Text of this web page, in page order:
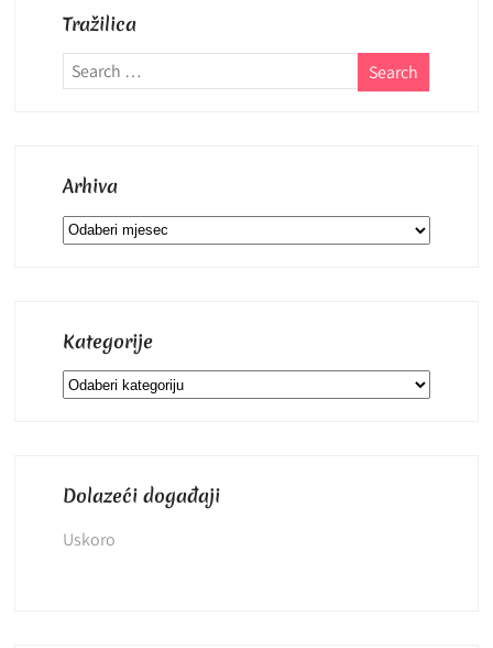
Tražilica
Arhiva
Arhiva
Kategorije
Kategorije
Dolazeći događaji
Uskoro